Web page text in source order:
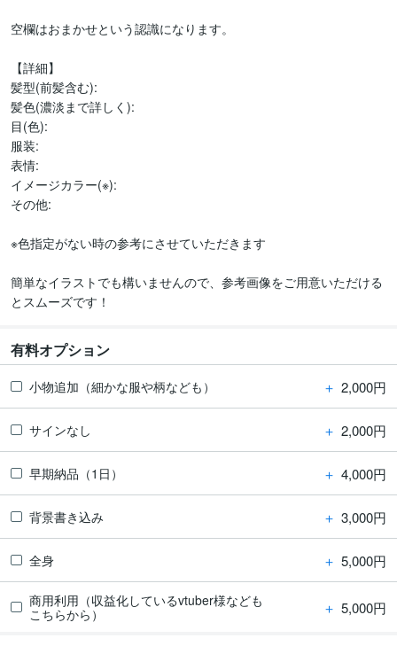
空欄はおまかせという認識になります。
【詳細】
髪型(前髪含む):
髪色(濃淡まで詳しく):
目(色):
服装:
表情:
イメージカラー(※):
その他:
※色指定がない時の参考にさせていただきます
簡単なイラストでも構いませんので、参考画像をご用意いただける
有料オプション
小物追加（細かな服や柄なども） ＋ 2,000円
サインなし ＋ 2,000円
早期納品（1日） ＋ 4,000円
背景書き込み ＋ 3,000円
全身 ＋ 5,000円
商用利用（収益化しているvtuber様なども
こちらから）
＋ 5,000円